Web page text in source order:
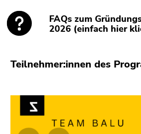
FAQs zum
2026 (einfach hier
Teilnehmer:innen des